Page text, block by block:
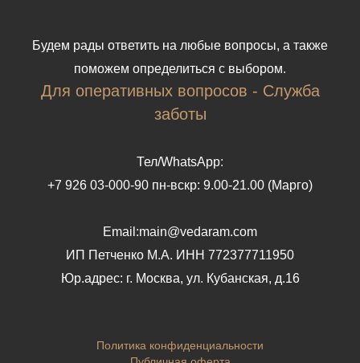
Будем рады ответить на любые вопросы, а также
поможем определиться с выбором.
Для оперативных вопросов - Служба
заботы
Тел/WhatsApp:
+7 926 03-000-90 пн-вскр: 9.00-21.00 (Марго)
Email:main@vedaram.com
ИП Петченко М.А. ИНН 772377711950
Юр.адрес: г. Москва, ул. Кубанская, д.16
Политика конфиденциальности